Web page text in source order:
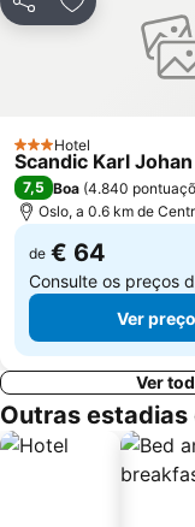
PartilharAdicionar
3 Estrelas
Hotel
Scandic Karl Johan
7,5 Boa (4.840
Oslo, a 0.6 km de
de € 64
Consulte os preços
Ver
Ver
Outras estadias